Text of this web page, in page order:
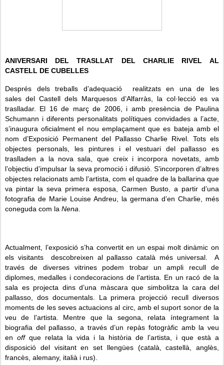
ANIVERSARI DEL TRASLLAT DEL CHARLIE RIVEL
AL
CASTELL DE CUBELLES
Després dels treballs d’adequació realitzats en una de les
sales del Castell dels Marquesos d’Alfarràs, la col·lecció es va
traslladar. El 16 de març de 2006, i amb presència de Paulina
Schumann i diferents personalitats polítiques convidades a l’acte,
s’inaugura oficialment el nou emplaçament que es bateja amb el
nom d’Exposició Permanent del Pallasso Charlie Rivel. Tots els
objectes personals, les pintures i el vestuari del pallasso es
traslladen a la nova sala, que creix i incorpora novetats, amb
l’objectiu d’impulsar la seva promoció i difusió. S’incorporen d’altres
objectes relacionats amb l’artista, com el quadre de la ballarina que
va pintar la seva primera esposa, Carmen Busto, a partir d’una
fotografia de Marie Louise Andreu, la germana d’en Charlie, més
coneguda com la Nena.
Actualment, l’exposició s’ha convertit en un espai molt dinàmic on
els visitants descobreixen al pallasso català més universal. A
través de diverses vitrines podem trobar un ampli recull de
diplomes, medalles i condecoracions de l’artista. En un racó de la
sala es projecta dins d’una màscara que simbolitza la cara del
pallasso, dos documentals. La primera projecció recull diversos
moments de les seves actuacions al circ, amb el suport sonor de la
veu de l’artista. Mentre que la segona, relata íntegrament la
biografia del pallasso, a través d’un repàs fotogràfic amb la veu
en offque relata la vida i la història de l’artista, i que està a
disposició del visitant en set llengües (català, castellà, anglès,
francès, alemany, italià i rus).